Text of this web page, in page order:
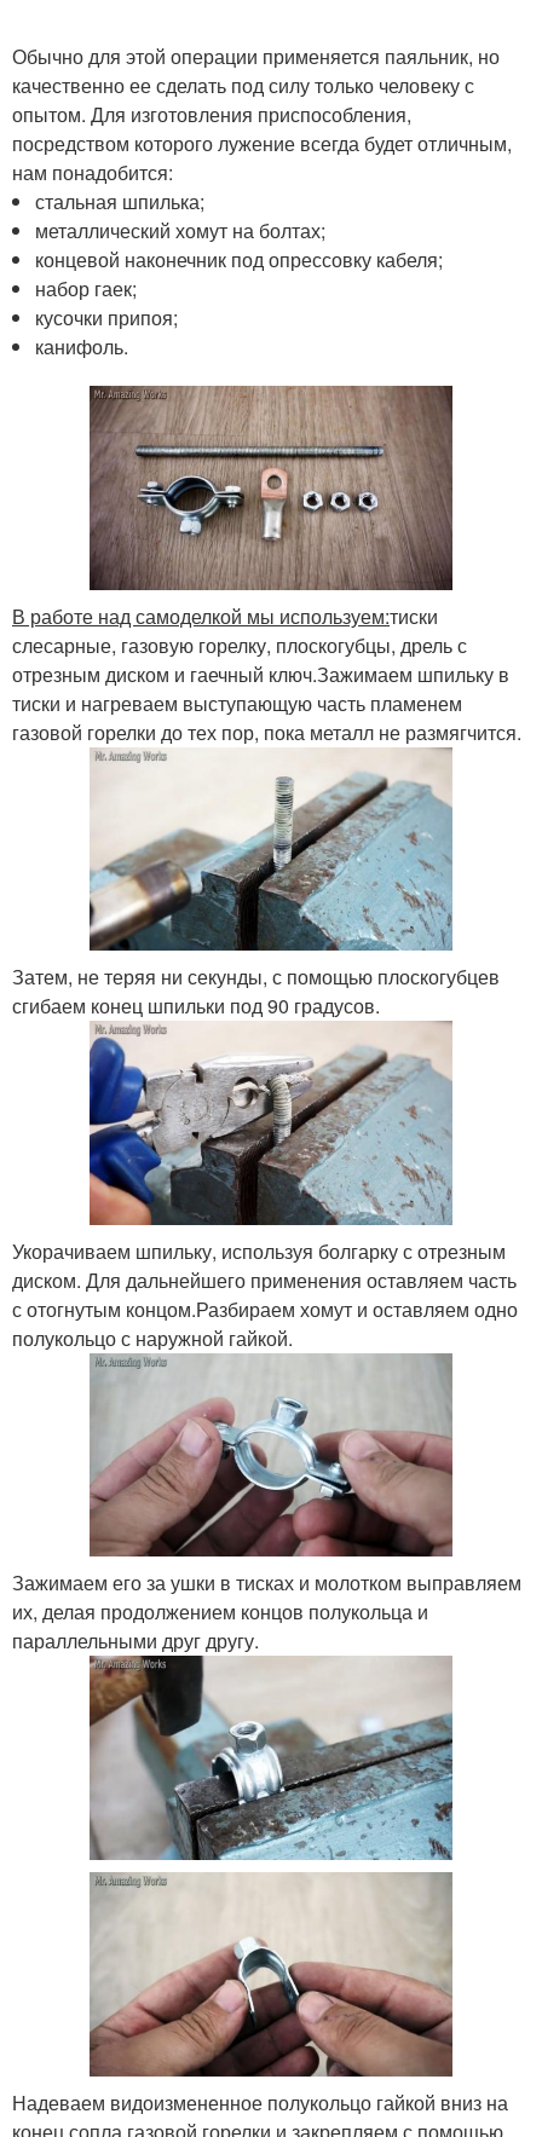
Обычно для этой операции применяется паяльник, но
качественно ее сделать под силу только человеку с
опытом. Для изготовления приспособления,
посредством которого лужение всегда будет отличным,
нам понадобится:
стальная шпилька;
металлический хомут на болтах;
концевой наконечник под опрессовку кабеля;
набор гаек;
кусочки припоя;
канифоль.
В работе над самоделкой мы используем:тиски
слесарные, газовую горелку, плоскогубцы, дрель с
отрезным диском и гаечный ключ.Зажимаем шпильку в
тиски и нагреваем выступающую часть пламенем
газовой горелки до тех пор, пока металл не размягчится.
Затем, не теряя ни секунды, с помощью плоскогубцев
сгибаем конец шпильки под 90 градусов.
Укорачиваем шпильку, используя болгарку с отрезным
диском. Для дальнейшего применения оставляем часть
с отогнутым концом.Разбираем хомут и оставляем одно
полукольцо с наружной гайкой.
Зажимаем его за ушки в тисках и молотком выправляем
их, делая продолжением концов полукольца и
параллельными друг другу.
Надеваем видоизмененное полукольцо гайкой вниз на
конец сопла газовой горелки и закрепляем с помощью